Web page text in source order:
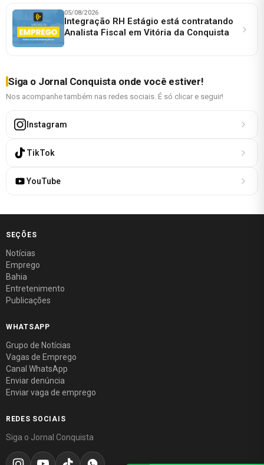
05/08/2026
Integração RH Estágio está contratando
Analista Fiscal em Vitória da Conquista
Siga o Jornal Conquista onde você estiver!
Nos acompanhe também nas redes sociais. É só clicar e seguir!
Instagram
TikTok
YouTube
SEÇÕES
Notícias
Emprego
Bahia
Entretenimento
Publicações
WHATSAPP
Grupo de Notícias
Vagas de Emprego
Canal WhatsApp
Enviar denúncia
Enviar vaga de emprego
REDES SOCIAIS
Siga o Jornal Conquista